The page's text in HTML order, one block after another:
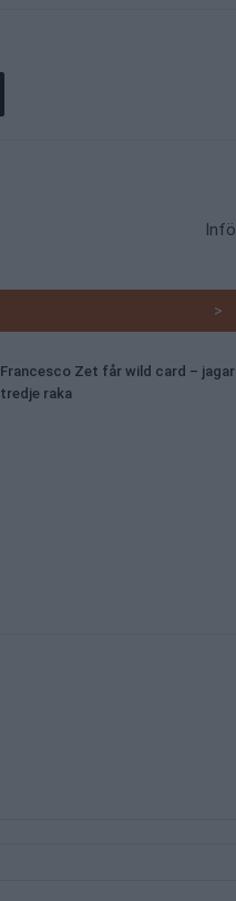
>
Francesco Zet får wild card – jagar
tredje raka